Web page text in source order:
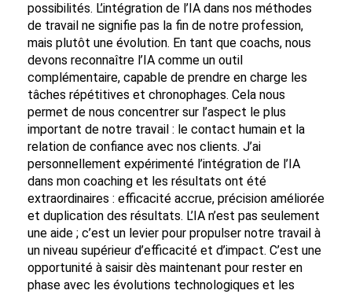
possibilités. L’intégration de l’IA dans nos méthodes
de travail ne signifie pas la fin de notre profession,
mais plutôt une évolution. En tant que coachs, nous
devons reconnaître l’IA comme un outil
complémentaire, capable de prendre en charge les
tâches répétitives et chronophages. Cela nous
permet de nous concentrer sur l’aspect le plus
important de notre travail : le contact humain et la
relation de confiance avec nos clients. J’ai
personnellement expérimenté l’intégration de l’IA
dans mon coaching et les résultats ont été
extraordinaires : efficacité accrue, précision améliorée
et duplication des résultats. L’IA n’est pas seulement
une aide ; c’est un levier pour propulser notre travail à
un niveau supérieur d’efficacité et d’impact. C’est une
opportunité à saisir dès maintenant pour rester en
phase avec les évolutions technologiques et les